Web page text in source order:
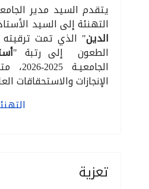
يتقدم السيد مدير
التهنئة إلى السيد
الدين
الطعون إلى رتبة "
الإنجازات والاستحقاقات
تعزية